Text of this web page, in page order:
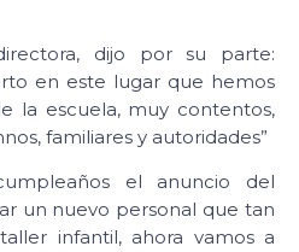
dijo por su parte:
en este lugar que hemos
la escuela, muy contentos,
familiares y autoridades”
el anuncio del
un nuevo personal que tan
infantil, ahora vamos a